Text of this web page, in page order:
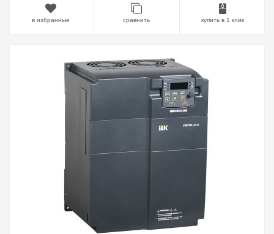
в избранные сравнить купить в 1 клик